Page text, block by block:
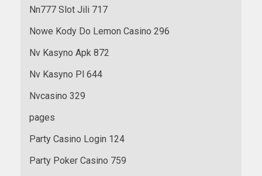
Nn777 Slot Jili 717
Nowe Kody Do Lemon Casino 296
Nv Kasyno Apk 872
Nv Kasyno Pl 644
Nvcasino 329
pages
Party Casino Login 124
Party Poker Casino 759